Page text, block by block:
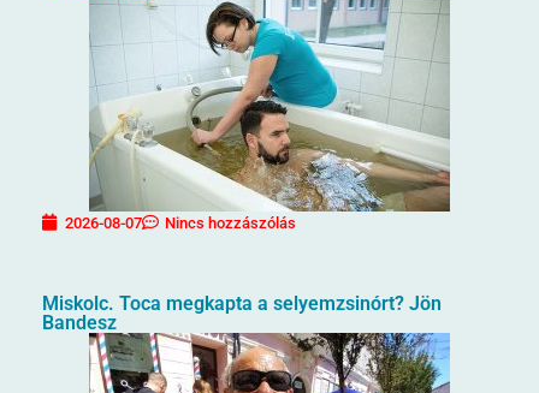
2026-08-07 Nincs hozzászólás
Miskolc. Toca megkapta a selyemzsinórt? Jön
Bandesz